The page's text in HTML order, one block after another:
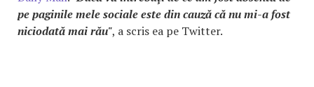
pe paginile mele sociale este din cauză că nu mi-a fost
niciodată mai rău", a scris ea pe Twitter.